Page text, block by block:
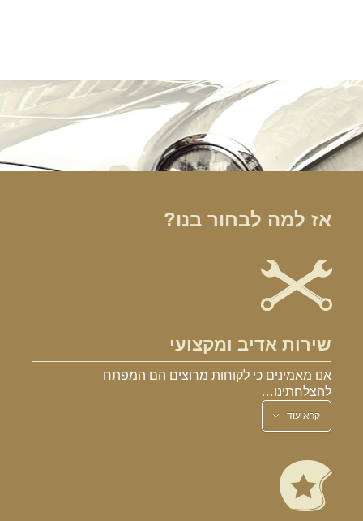
אז למה לבחור בנו?
שירות אדיב ומקצועי
אנו מאמינים כי לקוחות מרוצים הם המפתח
להצלחתינו…
קרא עוד
הרכב הוא האהבה הראשונה שלך?
במקום לקבל שטויות במייל, הירשם ותתחיל לקבל מאיתנו אהבה מוטורית